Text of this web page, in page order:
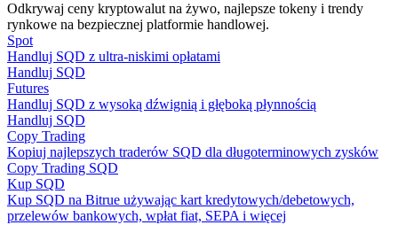
Przewodnik
Przewodnik dla początkujących dotyczący kontraktów futures
Odkrywaj ceny kryptowalut na żywo, najlepsze tokeny i trendy
rynkowe na bezpiecznej platformie handlowej.
Spot
Handluj SQD z ultra-niskimi opłatami
Handluj SQD
Futures
Handluj SQD z wysoką dźwignią i głęboką płynnością
Handluj SQD
Copy Trading
Kopiuj najlepszych traderów SQD dla długoterminowych zysków
Copy Trading SQD
Kup SQD
Kup SQD na Bitrue używając kart kredytowych/debetowych,
przelewów bankowych, wpłat fiat, SEPA i więcej